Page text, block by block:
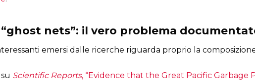
“ghost nets”: il vero problema
emersi dalle ricerche riguarda proprio la
Scientific Reports, “Evidence that the Great Pacific Garbage